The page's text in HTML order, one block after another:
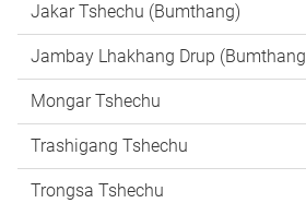
Jakar Tshechu (Bumthang)
Jambay Lhakhang Drup (Bumthang
Mongar Tshechu
Trashigang Tshechu
Trongsa Tshechu